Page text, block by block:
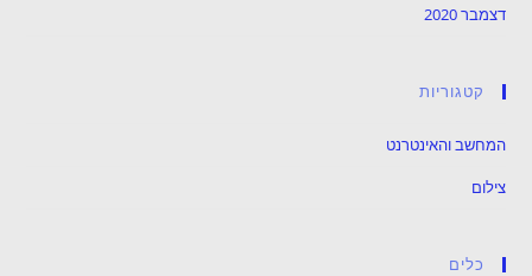
דצמבר 2020
קטגוריות
המחשב והאינטרנט
צילום
כלים